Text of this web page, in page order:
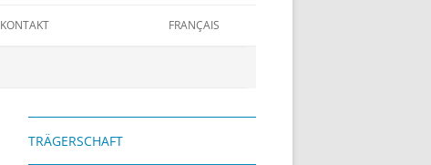
KONTAKT FRANÇAIS
TRÄGERSCHAFT